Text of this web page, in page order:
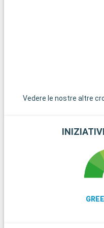
Vedere le nostre altre